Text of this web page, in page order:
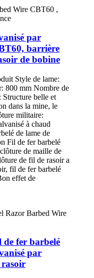
par
barrière
de bobine
Style de lame:
800 mm Nombre de
Structure belle et
dans la mine, le
militaire:
à chaud
de lame de
Fil de fer barbelé
de maille de
de fil de rasoir a
fil de fer barbelé
effet de
de fer barbelé
par